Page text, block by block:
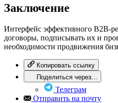
Заключение
Интерфейс эффективного B2B-
договоры, подписывать их и
необходимости продвижения
Копировать ссылку
Поделиться через...
Телеграм
Отправить на почту